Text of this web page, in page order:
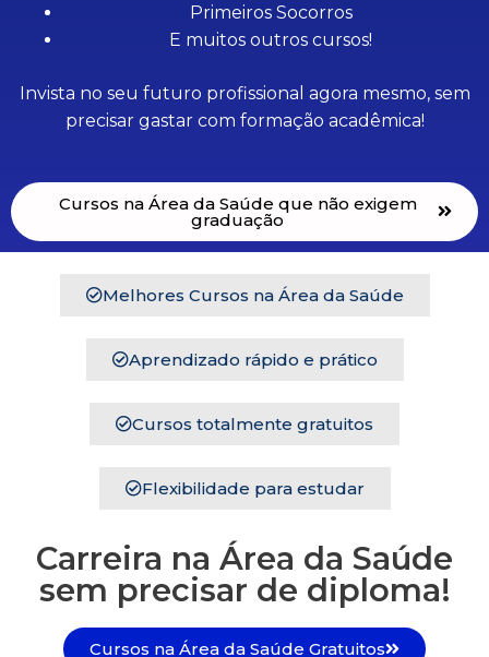
Primeiros Socorros
E muitos outros cursos!
Invista no seu futuro profissional agora mesmo, sem
precisar gastar com formação acadêmica!
Cursos na Área da Saúde que não exigem
graduação
Melhores Cursos na Área da Saúde
Aprendizado rápido e prático
Cursos totalmente gratuitos
Flexibilidade para estudar
Carreira na Área da Saúde
sem precisar de diploma!
Cursos na Área da Saúde Gratuitos